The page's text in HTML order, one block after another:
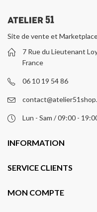
Site de vente et
7 Rue du Lieutenant
France
06 10 19 54 86
Lun - Sam / 09:00 -
INFORMATION
SERVICE CLIENTS
MON COMPTE